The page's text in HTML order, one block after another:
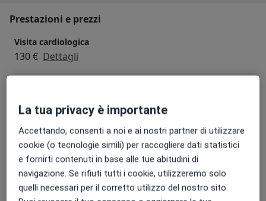
Prestazioni e prezzi
Visita cardiologica
130 € Dettagli
70 € Dettagli
Ecocolordoppler cardiaco
80 € - 90 € Dettagli
Ecografia
90 € - 100 € Dettagli
La tua privacy è importante
Accettando, consenti a noi e ai nostri partner di utilizzare
cookie (o tecnologie simili) per raccogliere dati statistici
e fornirti contenuti in base alle tue abitudini di
navigazione. Se rifiuti tutti i cookie, utilizzeremo solo
quelli necessari per il corretto utilizzo del nostro sito.